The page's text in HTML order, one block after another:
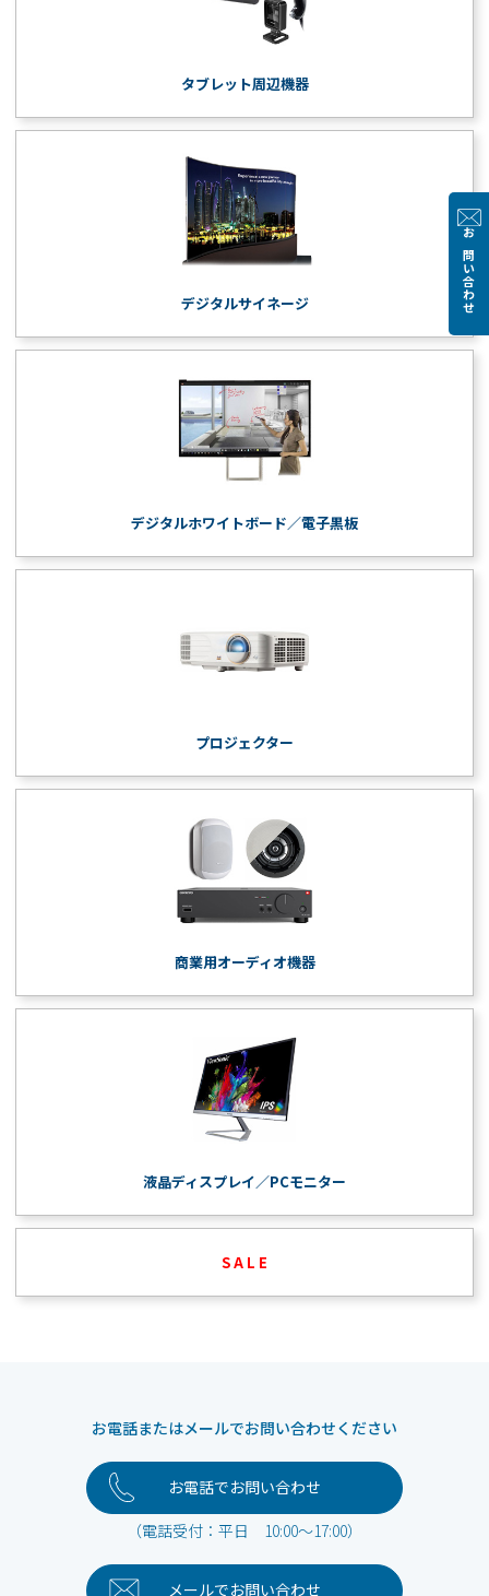
お問い合わせ
タブレット周辺機器
デジタルサイネージ
デジタルホワイトボード／電子黒板
プロジェクター
商業用オーディオ機器
液晶ディスプレイ／PCモニター
S A L E
お電話またはメールでお問い合わせください
お電話でお問い合わせ
（電話受付：平日 10:00～17:00）
メールでお問い合わせ